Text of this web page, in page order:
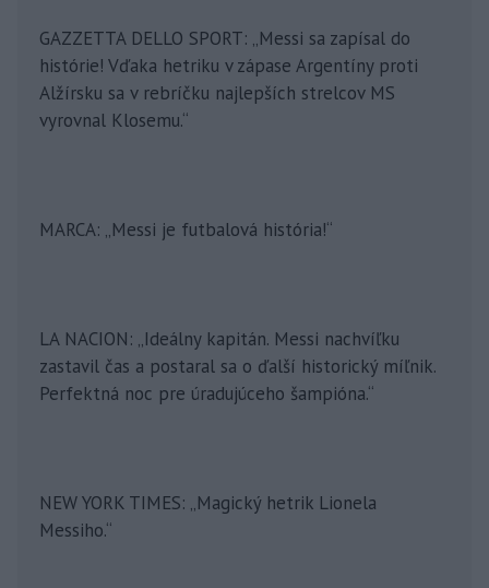
GAZZETTA DELLO SPORT: „Messi sa zapísal do
histórie! Vďaka hetriku v zápase Argentíny proti
Alžírsku sa v rebríčku najlepších strelcov MS
vyrovnal Klosemu.“
MARCA: „Messi je futbalová história!“
LA NACION: „Ideálny kapitán. Messi nachvíľku
zastavil čas a postaral sa o ďalší historický míľnik.
Perfektná noc pre úradujúceho šampióna.“
NEW YORK TIMES: „Magický hetrik Lionela
Messiho.“